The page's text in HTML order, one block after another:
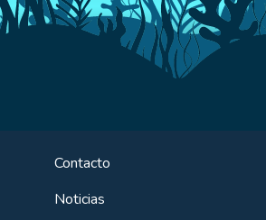
Contacto
Noticias